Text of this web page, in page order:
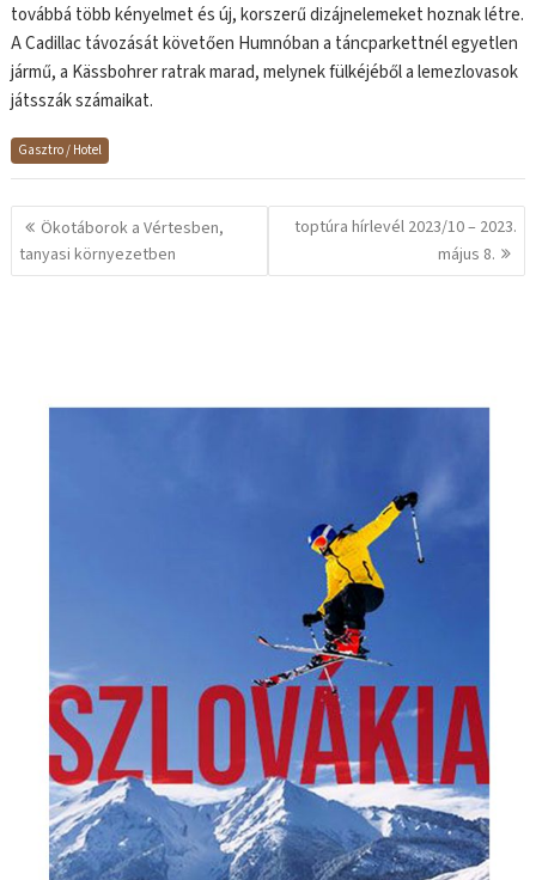
továbbá több kényelmet és új, korszerű dizájnelemeket hoznak létre.
A Cadillac távozását követően Humnóban a táncparkettnél egyetlen
jármű, a Kässbohrer ratrak marad, melynek fülkéjéből a lemezlovasok
játsszák számaikat.
Gasztro / Hotel
Bejegyzés
navigáció
Ökotáborok a Vértesben,
tanyasi környezetben
toptúra hírlevél 2023/10 – 2023.
május 8.